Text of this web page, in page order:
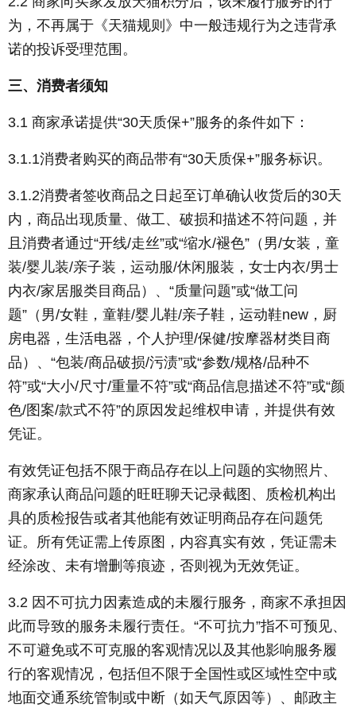
为，不再属于《天猫规则》中一般违规行为之违背承
诺的投诉受理范围。
三、消费者须知
3.1 商家承诺提供“30天质保+”服务的条件如下：
3.1.1消费者购买的商品带有“30天质保+”服务标识。
3.1.2消费者签收商品之日起至订单确认收货后的30天
内，商品出现质量、做工、破损和描述不符问题，并
且消费者通过“开线/走丝”或“缩水/褪色”（男/女装，童
装/婴儿装/亲子装，运动服/休闲服装，女士内衣/男士
内衣/家居服类目商品）、“质量问题”或“做工问
题”（男/女鞋，童鞋/婴儿鞋/亲子鞋，运动鞋new，厨
房电器，生活电器，个人护理/保健/按摩器材类目商
品）、“包装/商品破损/污渍”或“参数/规格/品种不
符”或“大小/尺寸/重量不符”或“商品信息描述不符”或“颜
色/图案/款式不符”的原因发起维权申请，并提供有效
凭证。
有效凭证包括不限于商品存在以上问题的实物照片、
商家承认商品问题的旺旺聊天记录截图、质检机构出
具的质检报告或者其他能有效证明商品存在问题凭
证。所有凭证需上传原图，内容真实有效，凭证需未
经涂改、未有增删等痕迹，否则视为无效凭证。
3.2 因不可抗力因素造成的未履行服务，商家不承担因
此而导致的服务未履行责任。“不可抗力”指不可预见、
不可避免或不可克服的客观情况以及其他影响服务履
行的客观情况，包括但不限于全国性或区域性空中或
地面交通系统管制或中断（如天气原因等）、邮政主